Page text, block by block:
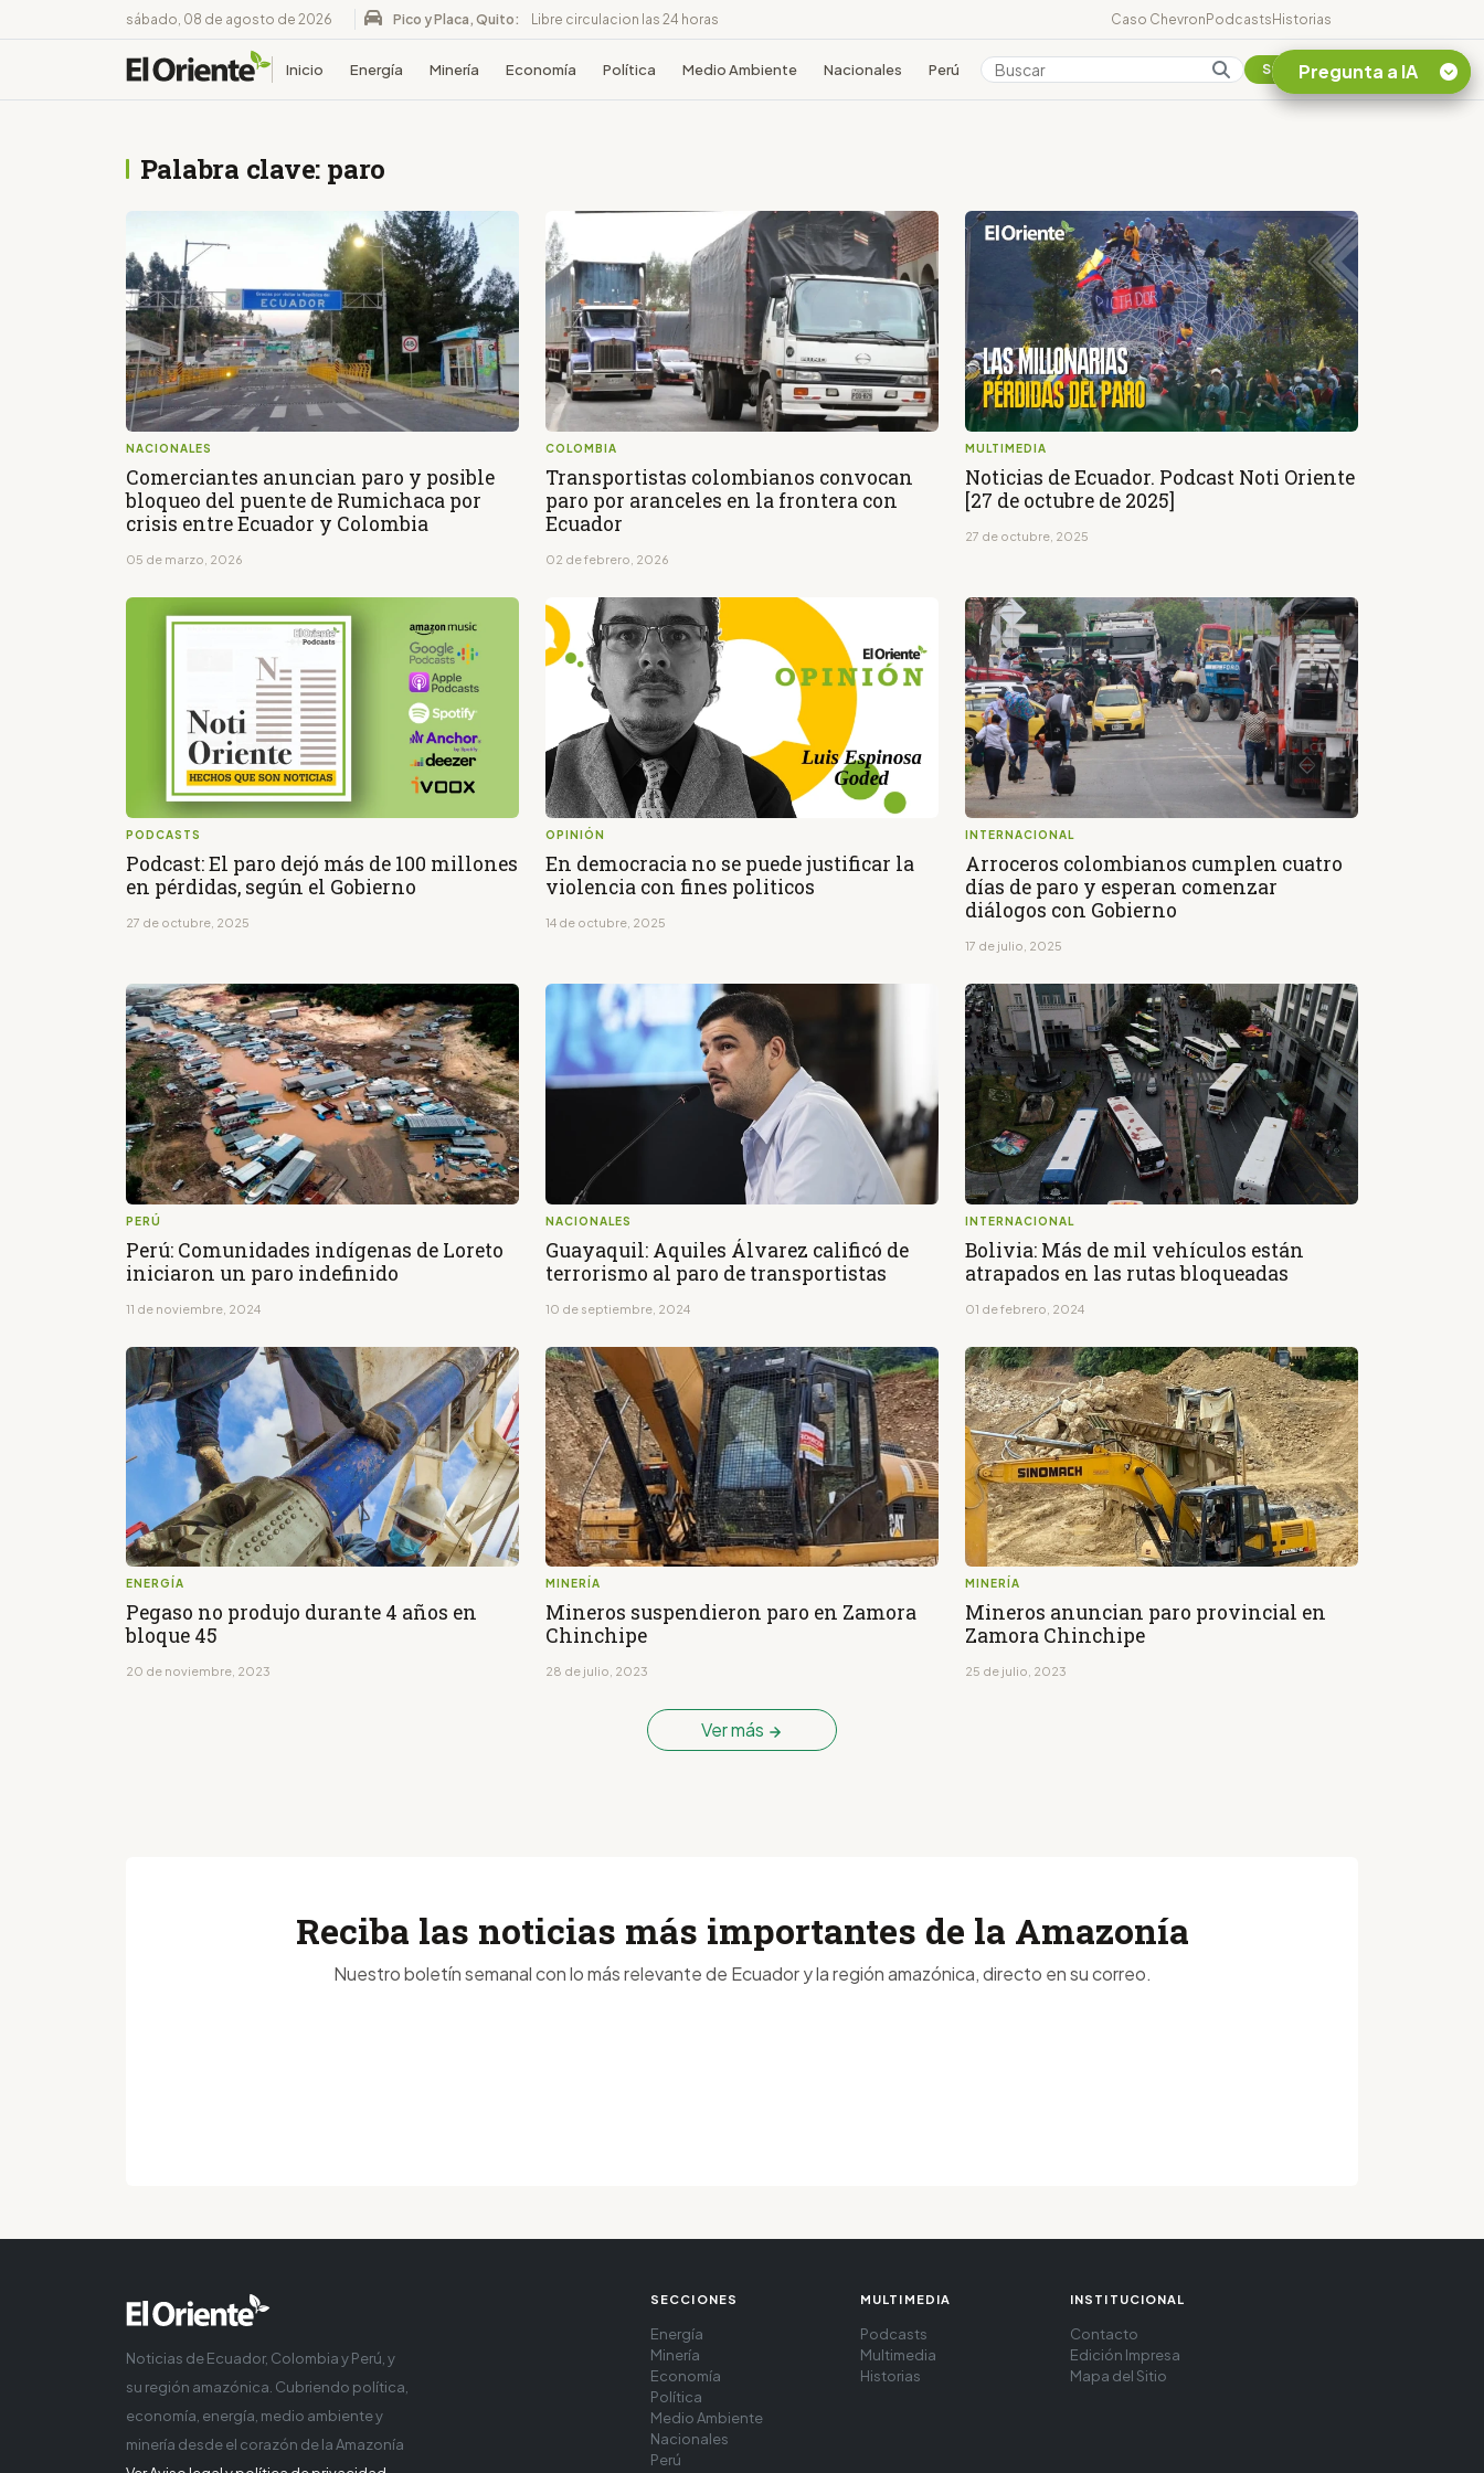
sábado, 08 de agosto de 2026 Pico y Placa, Quito: Libre circulacion las 24 horas Caso ChevronPodcastsHistorias
Inicio Energía Minería Economía Política Medio Ambiente Nacionales Perú Colombia Suscribirse
Palabra clave: paro
NACIONALES
Comerciantes anuncian paro y posible
bloqueo del puente de Rumichaca por
crisis entre Ecuador y Colombia
05 de marzo, 2026
COLOMBIA
Transportistas colombianos convocan
paro por aranceles en la frontera con
Ecuador
02 de febrero, 2026
MULTIMEDIA
Noticias de Ecuador. Podcast Noti Oriente
[27 de octubre de 2025]
27 de octubre, 2025
PODCASTS
Podcast: El paro dejó más de 100 millones
en pérdidas, según el Gobierno
27 de octubre, 2025
OPINIÓN
En democracia no se puede justificar la
violencia con fines politicos
14 de octubre, 2025
INTERNACIONAL
Arroceros colombianos cumplen cuatro
días de paro y esperan comenzar
diálogos con Gobierno
17 de julio, 2025
PERÚ
Perú: Comunidades indígenas de Loreto
iniciaron un paro indefinido
11 de noviembre, 2024
NACIONALES
Guayaquil: Aquiles Álvarez calificó de
terrorismo al paro de transportistas
10 de septiembre, 2024
INTERNACIONAL
Bolivia: Más de mil vehículos están
atrapados en las rutas bloqueadas
01 de febrero, 2024
ENERGÍA
Pegaso no produjo durante 4 años en
bloque 45
20 de noviembre, 2023
MINERÍA
Mineros suspendieron paro en Zamora
Chinchipe
28 de julio, 2023
MINERÍA
Mineros anuncian paro provincial en
Zamora Chinchipe
25 de julio, 2023
Ver más
Pregunta a IA
Listar destinos
turísticos de la
Amazonia Ecuatoriana
¿En que consiste la
tasa minera que rige en
Ecuador?
Reciba las noticias más importantes de la Amazonía
Nuestro boletín semanal con lo más relevante de Ecuador y la región amazónica, directo en su correo.
Noticias de Ecuador, Colombia y Perú, y
su región amazónica. Cubriendo política,
economía, energía, medio ambiente y
minería desde el corazón de la Amazonía
SECCIONES
Energía
Minería
Economía
Política
Medio Ambiente
Nacionales
Perú
MULTIMEDIA
Podcasts
Multimedia
Historias
INSTITUCIONAL
Contacto
Edición Impresa
Mapa del Sitio